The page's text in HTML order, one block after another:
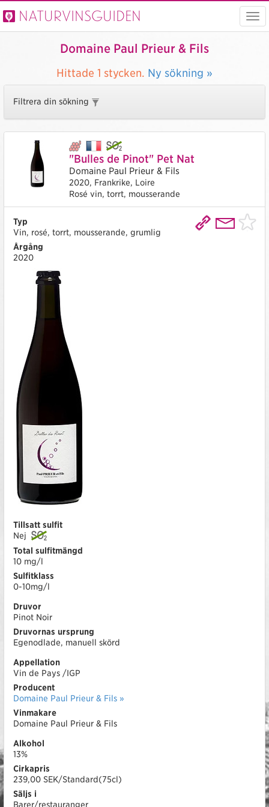
Visa
Naturvinsguiden
Domaine Paul Prieur & Fils
Hittade 1 stycken. Ny sökning »
Filtrera din sökning
"Bulles de Pinot" Pet Nat
Domaine Paul Prieur & Fils
2020, Frankrike, Loire
Rosé vin, torrt, mousserande
Typ
Vin, rosé, torrt, mousserande, grumlig
Årgång
2020
Tillsatt sulfit
Nej
Total sulfitmängd
10 mg/l
Sulfitklass
0-10mg/l
Druvor
Pinot Noir
Druvornas ursprung
Egenodlade, manuell skörd
Appellation
Vin de Pays /IGP
Producent
Domaine Paul Prieur & Fils »
Vinmakare
Domaine Paul Prieur & Fils
Alkohol
13%
Cirkapris
239,00 SEK/Standard(75cl)
Säljs i
Barer/restauranger